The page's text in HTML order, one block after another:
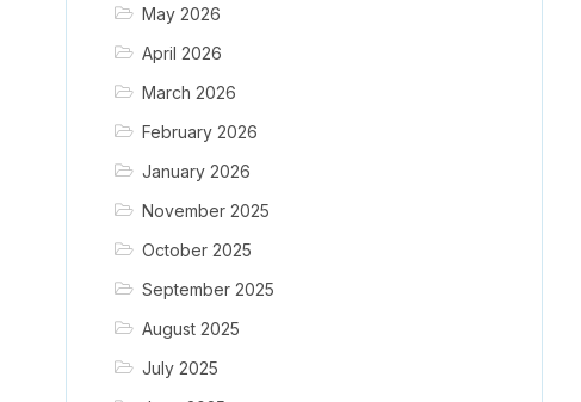
May 2026
April 2026
March 2026
February 2026
January 2026
November 2025
October 2025
September 2025
August 2025
July 2025